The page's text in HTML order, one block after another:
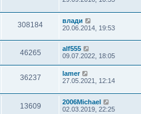
308184
влади
20.06.2014, 19:53
46265
alf555
09.07.2022, 18:05
36237
lamer
27.05.2021, 12:14
13609
2006Michael
02.03.2019, 22:25